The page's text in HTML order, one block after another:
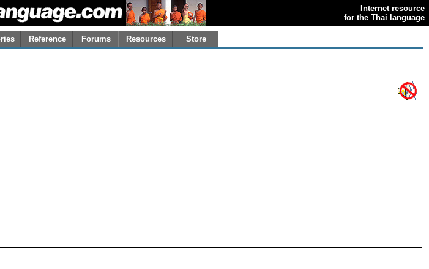
Internet resource
for the Thai language
Reference Forums Resources Store